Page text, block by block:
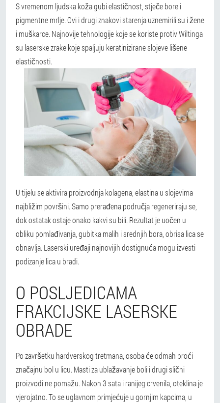
S vremenom ljudska koža gubi elastičnost, stječe bore i
pigmentne mrlje. Ovi i drugi znakovi starenja uznemirili su i žene
i muškarce. Najnovije tehnologije koje se koriste protiv Wiltinga
su laserske zrake koje spaljuju keratinizirane slojeve lišene
elastičnosti.
U tijelu se aktivira proizvodnja kolagena, elastina u slojevima
najbližim površini. Samo prerađena područja regeneriraju se,
dok ostatak ostaje onako kakvi su bili. Rezultat je uočen u
obliku pomlađivanja, gubitka malih i srednjih bora, obrisa lica se
obnavlja. Laserski uređaji najnovijih dostignuća mogu izvesti
podizanje lica u bradi.
O POSLJEDICAMA
FRAKCIJSKE LASERSKE
OBRADE
Po završetku hardverskog tretmana, osoba će odmah proći
značajnu bol u licu. Masti za ublažavanje boli i drugi slični
proizvodi ne pomažu. Nakon 3 sata i ranijeg crvenila, oteklina je
vjerojatno. To se uglavnom primjećuje u gornjim kapcima, u